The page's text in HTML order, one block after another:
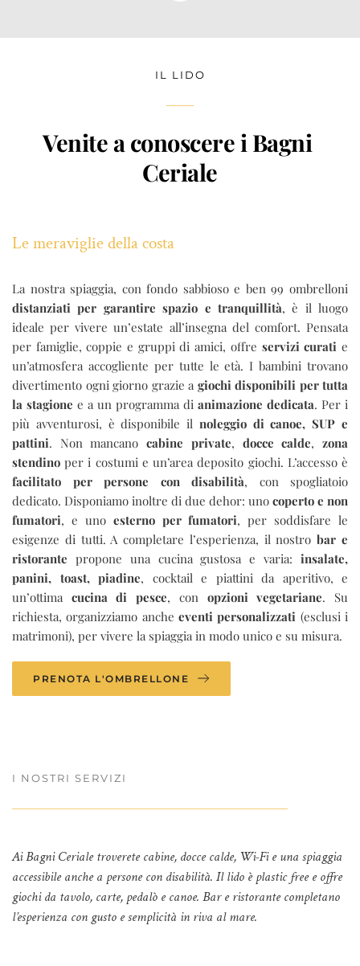
IL LIDO
Venite a conoscere i Bagni
Ceriale
Le meraviglie della costa
La nostra spiaggia, con fondo sabbioso e ben 99 ombrelloni
distanziati per garantire spazio e tranquillità, è il luogo
ideale per vivere un’estate all’insegna del comfort. Pensata
per famiglie, coppie e gruppi di amici, offre servizi curati e
un’atmosfera accogliente per tutte le età. I bambini trovano
divertimento ogni giorno grazie a giochi disponibili per tutta
la stagione e a un programma di animazione dedicata. Per i
più avventurosi, è disponibile il noleggio di canoe, SUP e
pattini. Non mancanocabine private, docce calde,zona
stendino per i costumi e un’area deposito giochi. L’accesso è
facilitato per persone con disabilità, con spogliatoio
dedicato. Disponiamo inoltre di due dehor: uno coperto e non
fumatori, e uno esterno per fumatori, per soddisfare le
esigenze di tutti. A completare l’esperienza, il nostrobar e
ristorante propone una cucina gustosa e varia: insalate,
panini, toast, piadine, cocktail e piattini da aperitivo, e
un’ottima cucina di pesce, con opzioni vegetariane. Su
richiesta, organizziamo anche eventi personalizzati (esclusi i
matrimoni), per vivere la spiaggia in modo unico e su misura.
PRENOTA L'OMBRELLONE
I NOSTRI SERVIZI
Ai Bagni Ceriale troverete cabine, docce calde, Wi-Fi e una spiaggia
accessibile anche a persone con disabilità. Il lido è plastic free e offre
giochi da tavolo, carte, pedalò e canoe. Bar e ristorante completano
l’esperienza con gusto e semplicità in riva al mare.